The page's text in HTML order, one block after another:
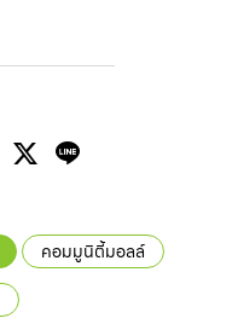
คอมมูนิตี้มอลล์